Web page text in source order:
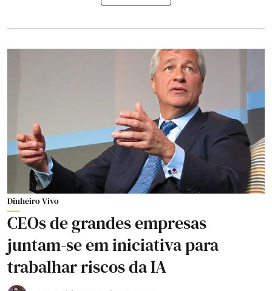
Dinheiro Vivo
CEOs de grandes empresas
juntam-se em iniciativa para
trabalhar riscos da IA